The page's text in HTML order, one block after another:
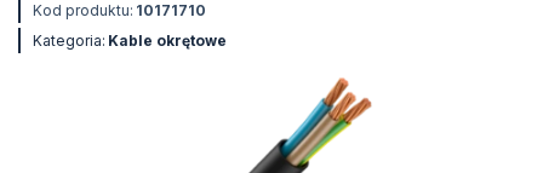
Kod produktu: 10171710
Kategoria: Kable okrętowe